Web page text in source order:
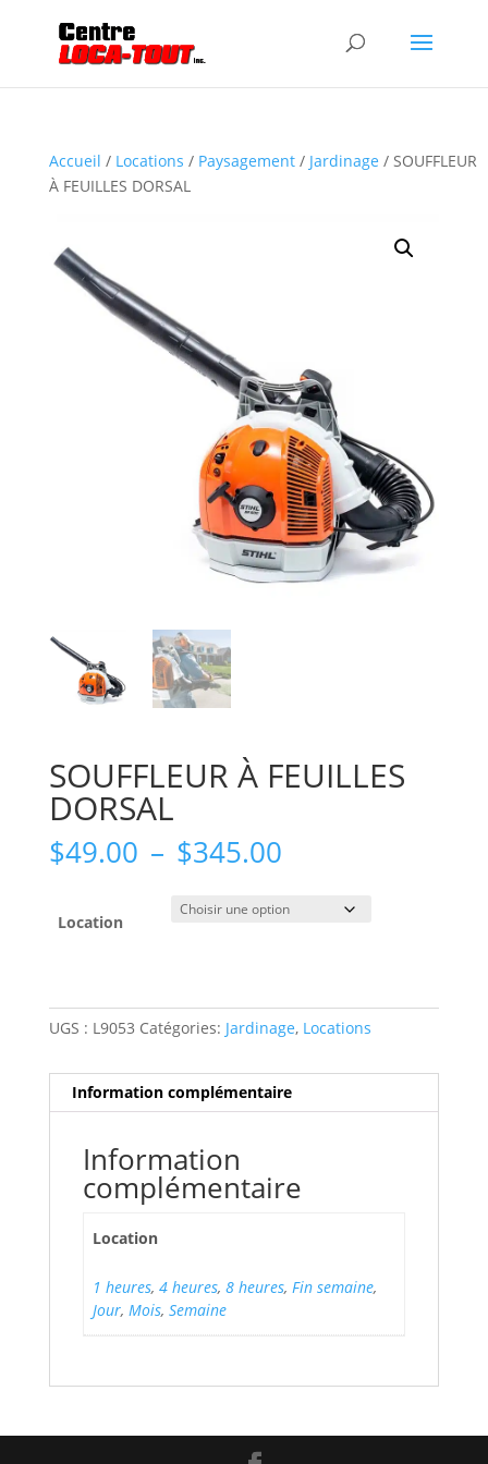
Accueil / Locations / Paysagement/ Jardinage / SOUFFLEUR
À FEUILLES DORSAL
SOUFFLEUR À FEUILLES
DORSAL
$49.00 – $345.00Plage
prix :
$49.00
Location
UGS : L9053 Catégories: Jardinage, Locations
Information complémentaire
Information
complémentaire
Location
1 heures, 4 heures, 8 heures, Fin semaine,
Jour, Mois, Semaine